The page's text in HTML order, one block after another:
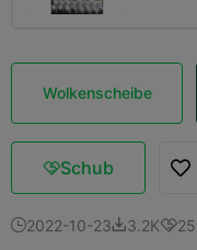
Wolkenscheibe
Schub
2022-10-233.2K25